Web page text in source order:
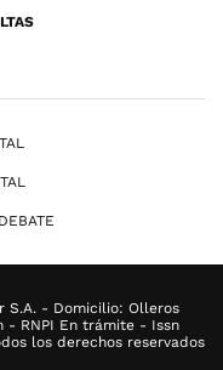
S.A. - Domicilio: Olleros
- RNPI En trámite - Issn
los derechos reservados